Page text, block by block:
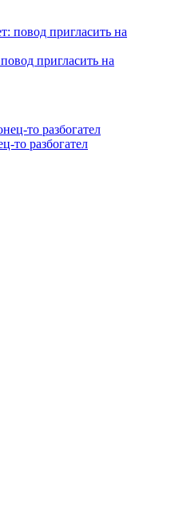
пригласить на
то разбогател